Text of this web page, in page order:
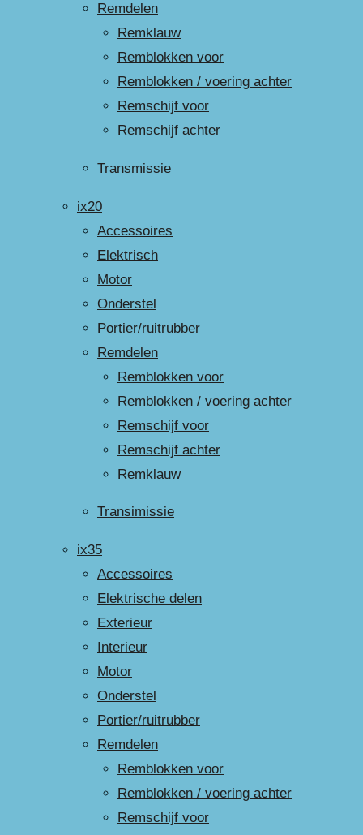
Remdelen
Remklauw
Remblokken voor
Remblokken / voering achter
Remschijf voor
Remschijf achter
Transmissie
ix20
Accessoires
Elektrisch
Motor
Onderstel
Portier/ruitrubber
Remdelen
Remblokken voor
Remblokken / voering achter
Remschijf voor
Remschijf achter
Remklauw
Transimissie
ix35
Accessoires
Elektrische delen
Exterieur
Interieur
Motor
Onderstel
Portier/ruitrubber
Remdelen
Remblokken voor
Remblokken / voering achter
Remschijf voor